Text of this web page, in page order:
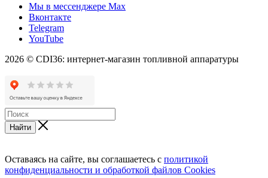
Мы в мессенджере Max
Вконтакте
Telegram
YouTube
2026 © CDI36: интернет-магазин топливной аппаратуры
Найти
Оставаясь на сайте, вы соглашаетесь с политикой
конфиденциальности и обработкой файлов Cookies